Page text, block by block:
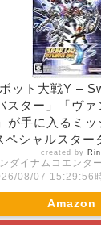
ット大戦Y –
スター」「ヴァ
が手に入るミ
ペシャルスター
created by
ダイナムコエンタ
08/07 15:29:56
Amazon